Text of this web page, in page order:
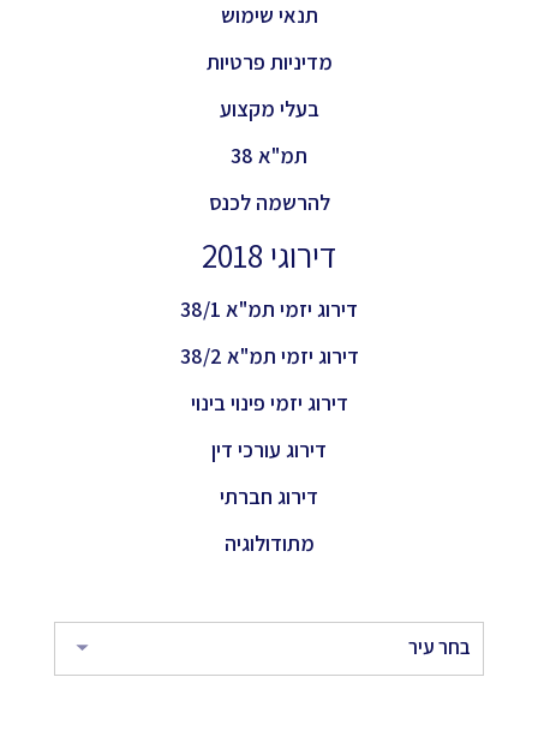
תנאי שימוש
מדיניות פרטיות
בעלי מקצוע
תמ"א 38
להרשמה לכנס
דירוגי 2018
דירוג יזמי תמ"א 38/1
דירוג יזמי תמ"א 38/2
דירוג יזמי פינוי בינוי
דירוג עורכי דין
דירוג חברתי
מתודולוגיה